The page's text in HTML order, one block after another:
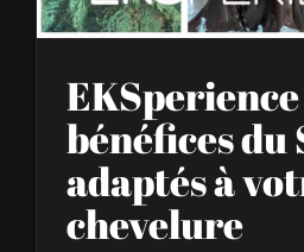
EKSperience
bénéfices du
adaptés à
chevelure